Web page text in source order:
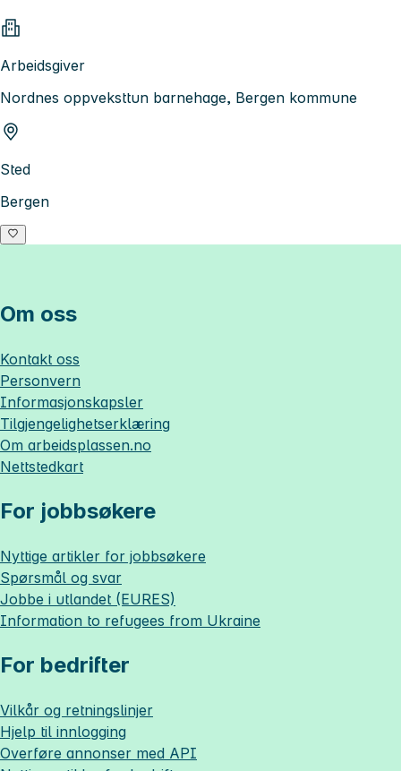
Arbeidsgiver
Nordnes oppveksttun barnehage, Bergen kommune
Sted
Bergen
Om oss
Kontakt oss
Personvern
Informasjonskapsler
Tilgjengelighetserklæring
Om arbeidsplassen.no
Nettstedkart
For jobbsøkere
Nyttige artikler for jobbsøkere
Spørsmål og svar
Jobbe i utlandet (EURES)
Information to refugees from Ukraine
For bedrifter
Vilkår og retningslinjer
Hjelp til innlogging
Overføre annonser med API